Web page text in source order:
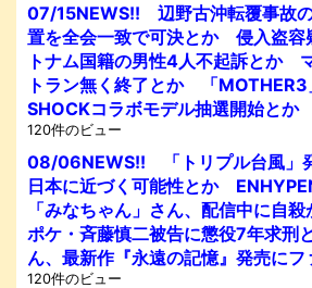
07/15NEWS!! 辺野古沖転覆事故
置を全会一致で可決とか 侵入盗容
トナム国籍の男性4人不起訴とか
トラン無く終了とか 「
SHOCKコラボモデル抽選開始とか
120件のビュー
08/06NEWS!! 「トリプル台風」
日本に近づく可能性とか
「みなちゃん」さん、配信中に自
ポケ・斉藤慎二被告に懲役7年求
ん、最新作『永遠の記憶』発売にフ
120件のビュー